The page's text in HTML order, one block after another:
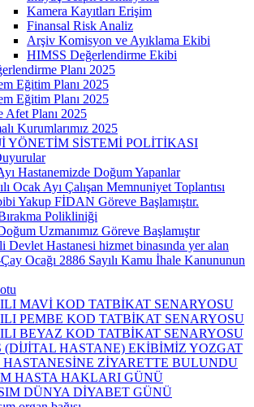
Kamera Kayıtları Erişim
Finansal Risk Analiz
Arşiv Komisyon ve Ayıklama Ekibi
HIMSS Değerlendirme Ekibi
Planı 2025
Eğitim Planı 2025
Eğitim Planı 2025
Afet Planı 2025
Kurumlarımız 2025
YÖNETİM SİSTEMİ POLİTİKASI
Hastanemizde Doğum Yapanlar
Ocak Ayı Çalışan Memnuniyet Toplantısı
Yakup FİDAN Göreve Başlamıştır.
Polikliniği
Uzmanımız Göreve Başlamıştır
Devlet Hastanesi hizmet binasında yer alan
Ocağı 2886 Sayılı Kamu İhale Kanununun
MAVİ KOD TATBİKAT SENARYOSU
PEMBE KOD TATBİKAT SENARYOSU
BEYAZ KOD TATBİKAT SENARYOSU
(DİJİTAL HASTANE) EKİBİMİZ YOZGAT
HASTANESİNE ZİYARETTE BULUNDU
HASTA HAKLARI GÜNÜ
DÜNYA DİYABET GÜNÜ